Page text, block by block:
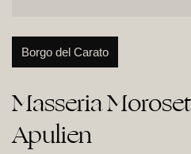
Borgo del Carato
Masseria
Apulien